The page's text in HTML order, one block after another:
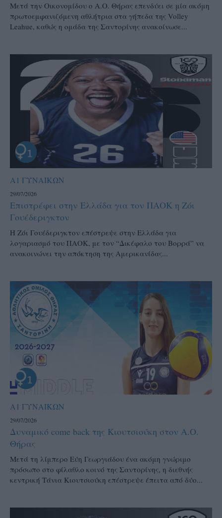
Μετά την Οικονομίδου ο Α.Ο. Θήρας επενδύει σε μία ακόμη
πρωτοεμφανιζόμενη αθλήτρια στα γήπεδα της Volley
Leahue, καθώς η ομάδα της Σαντορίνης ανακοίνωσε...
Α1 ΓΥΝΑΙΚΩΝ
29/07/2026
Επιστρέφει στην Ελλάδα για τον ΠΑΟΚ η Ζόι
Γουέδεριγκτον
Η Ζόι Γουέδεριγκτον επέστρεψε στην Ελλάδα για
λογαριασμό του ΠΑΟΚ, με τον “Δικέφαλο του Βορρά” να
ανακοινώνει την απόκτηση της Αμερικανίδας...
Α1 ΓΥΝΑΙΚΩΝ
29/07/2026
Δυναμικό come back της Κιουτσιούκη στον Α.Ο.
Θήρας
Μετά τη λίμπερο Εύη Γεωργιάδου ένα ακόμη γνώριμο
πρόσωπο στο φίλαθλο κοινό της Σαντορίνης, η διεθνής
κεντρική Τάνια Κιουτσιούκη επέστρεψε έπειτα από δύο...